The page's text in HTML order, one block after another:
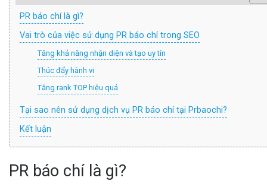
PR báo chí là gì?
Vai trò của việc sử dụng PR báo chí trong SEO
Tăng khả năng nhận diện và tạo uy tín
Thúc đẩy hành vi
Tăng rank TOP hiệu quả
Tại sao nên sử dụng dịch vụ PR báo chí tại Prbaochi?
Kết luận
PR báo chí là gì?